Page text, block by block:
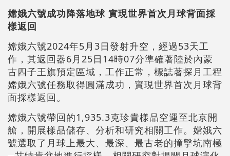
嫦娥六號成功降落地球 實現世界首次月球背面採
樣返回
嫦娥六號2024年5月3日發射升空，經過53天工
作，其返回器6月25日14時07分準確著陸於內蒙
古四子王旗預定區域，工作正常，標誌著探月工程
嫦娥六號任務取得圓滿成功，實現世界首次月球背
面採樣返回。
嫦娥六號帶回的1,935.3克珍貴樣品空運至北京開
艙，開展樣品儲存、分析和研究相關工作。嫦娥六
號選取了月球上最大、最深、最古老的撞擊坑南極